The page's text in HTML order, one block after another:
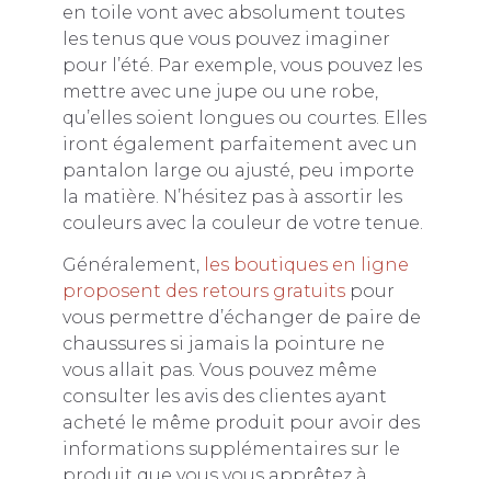
en toile vont avec absolument toutes
les tenus que vous pouvez imaginer
pour l’été. Par exemple, vous pouvez les
mettre avec une jupe ou une robe,
qu’elles soient longues ou courtes. Elles
iront également parfaitement avec un
pantalon large ou ajusté, peu importe
la matière. N’hésitez pas à assortir les
couleurs avec la couleur de votre tenue.
Généralement, les boutiques en ligne
proposent des retours gratuitspour
vous permettre d’échanger de paire de
chaussures si jamais la pointure ne
vous allait pas. Vous pouvez même
consulter les avis des clientes ayant
acheté le même produit pour avoir des
informations supplémentaires sur le